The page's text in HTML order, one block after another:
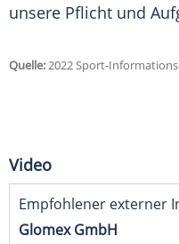
unsere Pflicht und
Quelle:2022 Sport-
Video
Empfohlener externer
Glomex GmbH